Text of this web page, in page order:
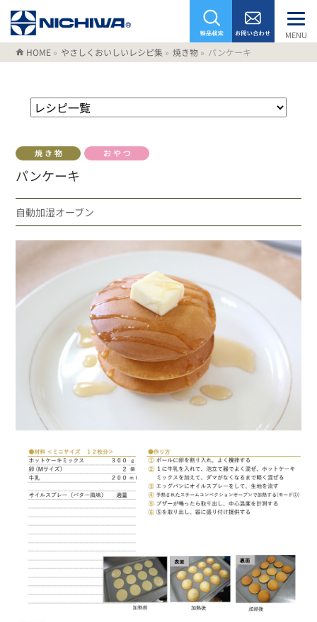
MENU
HOME » やさしくおいしいレシピ集 » 焼き物 » パンケーキ
パンケーキ
自動加湿オーブン